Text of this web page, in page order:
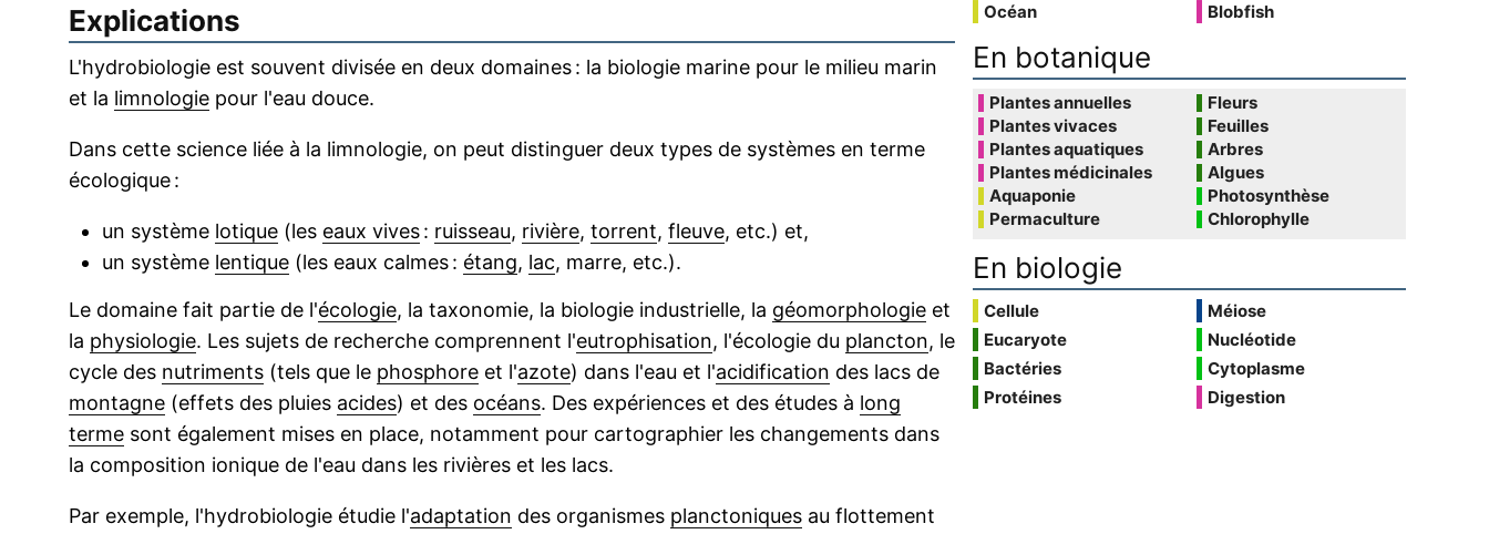
Explications
L'hydrobiologie est souvent divisée en deux domaines : la biologie marine pour le milieu marin
et la limnologie pour l'eau douce.
Dans cette science liée à la limnologie, on peut distinguer deux types de systèmes en terme
écologique :
un système lotique (les eaux vives: ruisseau, rivière, torrent, fleuve, etc.) et,
un système lentique (les eaux calmes : étang, lac, marre, etc.).
Le domaine fait partie de l'écologie, la taxonomie, la biologie industrielle, la géomorphologie et
la physiologie. Les sujets de recherche comprennent l'eutrophisation, l'écologie du plancton, le
cycle des nutriments (tels que le phosphore et l'azote) dans l'eau et l'acidification des lacs de
montagne (effets des pluies acides) et des océans. Des expériences et des études à long
terme sont également mises en place, notamment pour cartographier les changements dans
la composition ionique de l'eau dans les rivières et les lacs.
Par exemple, l'hydrobiologie étudie l'adaptation des organismes planctoniques au flottement
Océan
Blobfish
En botanique
Plantes annuelles
Plantes vivaces
Plantes aquatiques
Plantes médicinales
Aquaponie
Permaculture
Fleurs
Feuilles
Arbres
Algues
Photosynthèse
Chlorophylle
En biologie
Cellule
Eucaryote
Bactéries
Protéines
Méiose
Nucléotide
Cytoplasme
Digestion